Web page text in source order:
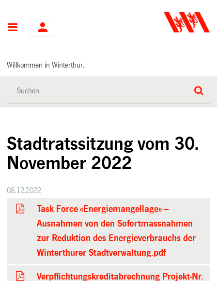
Hauptnavigation
Willkommen in Winterthur.
Stadtratssitzung vom 30.
November 2022
08.12.2022
Task Force «Energiemangellage» –
Ausnahmen von den Sofortmassnahmen
zur Reduktion des Energieverbrauchs der
Winterthurer Stadtverwaltung.pdf
Verpflichtungskreditabrechnung Projekt-Nr.